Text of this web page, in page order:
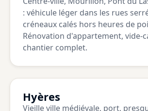
: véhicule léger dans les rues
créneaux calés hors heures de
Rénovation d'appartement, vide-
chantier complet.
Hyères
Vieille ville médiévale, port,